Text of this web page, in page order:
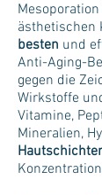
ästhetischen
besten und
Anti-Aging-
gegen die
Wirkstoffe
Vitamine,
Mineralien,